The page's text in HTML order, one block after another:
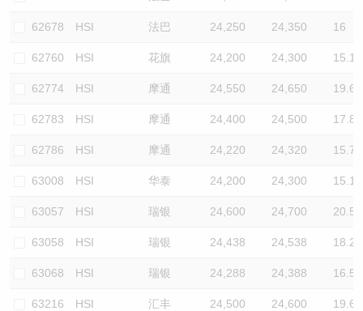
62678 HSI 法巴 24,250 24,350 16
62760 HSI 花旗 24,200 24,300 15.1
62774 HSI 摩通 24,550 24,650 19.6
62783 HSI 摩通 24,400 24,500 17.8
62786 HSI 摩通 24,220 24,320 15.7
63008 HSI 华泰 24,200 24,300 15.1
63057 HSI 瑞银 24,600 24,700 20.5
63058 HSI 瑞银 24,438 24,538 18.2
63068 HSI 瑞银 24,288 24,388 16.5
63216 HSI 汇丰 24,500 24,600 19.6